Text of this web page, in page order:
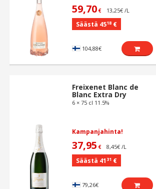
59,70 € 13,25€ /L
Säästä 4518 €
104,88€
Freixenet Blanc de
Blanc Extra Dry
6 × 75 cl 11.5%
Kampanjahinta!
37,95 € 8,45€ /L
Säästä 4131 €
79,26€